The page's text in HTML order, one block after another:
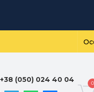
+38 (050) 024 40 04 0